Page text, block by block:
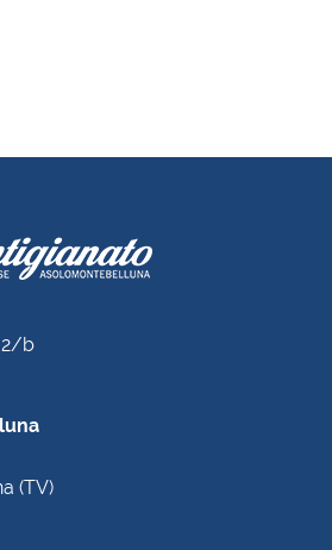
2/b
(TV)